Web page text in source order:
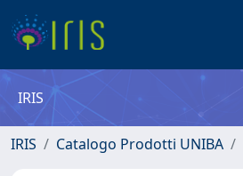
IRIS
IRIS Catalogo Prodotti UNIBA